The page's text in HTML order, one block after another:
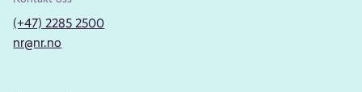
(+47) 2285 2500
nr@nr.no